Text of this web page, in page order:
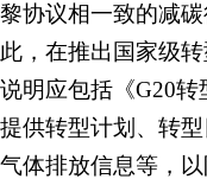
黎协议相一致的减
此，在推出国家级
说明应包括《G20
提供转型计划、转
气体排放信息等，以